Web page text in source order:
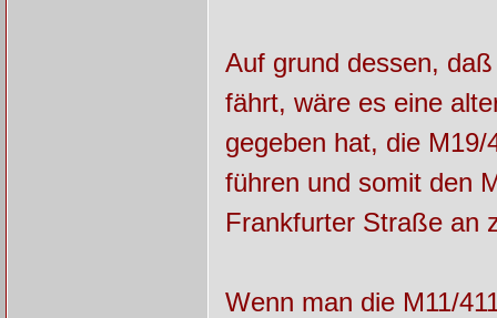
Auf grund dessen,
fährt, wäre es eine
gegeben hat, die
führen und somit den
Frankfurter Straße an
Wenn man die M11/